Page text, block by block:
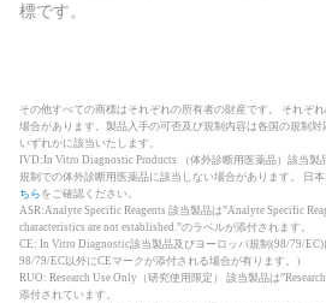
標です。
その他すべての商標はそれぞれの所有者の財産です。 それぞ
場合があります。製品入手の可否及び規制内容は各国の規制
いずれかに該当いたします。
IVD:In Vitro Diagnostic Products （体外診断用医薬品）該当製
規制での体外診断用医薬品に該当しない場合があります。 日
ちら をご確認ください。
ASR:Analyte Specific Reagents 該当製品は”Analyte Specific
characteristics are not established.”のラベルが添付されます。
CE: In Vitro Diagnostic該当製品及びヨーロッパ規制(98/79/
98/79/EC以外にCEマークが添付される場合が有ります。）
RUO: Research Use Only（研究使用限定） 該当製品は
添付されています。